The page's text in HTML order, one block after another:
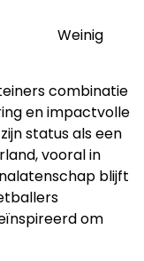
Weinig
combinatie
en impactvolle
status als een
vooral in
blijft
om